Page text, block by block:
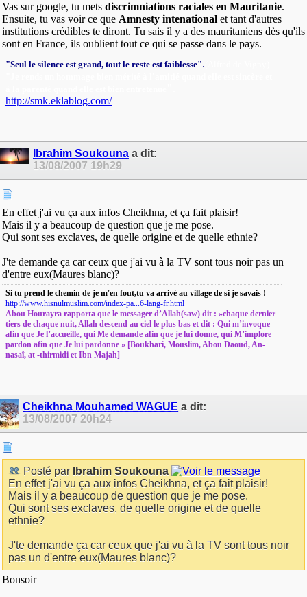
Vas sur google, tu mets discrimniations raciales en Mauritanie.
Ensuite, tu vas voir ce que Amnesty intenational et tant d'autres
institutions crédibles te diront. Tu sais il y a des mauritaniens dès qu'ils
sont en France, ils oublient tout ce qui se passe dans le pays.
"Seul le silence est grand, tout le reste est faiblesse".
http://smk.eklablog.com/
Ibrahim Soukouna a dit:
13/08/2007 19h29
En effet j'ai vu ça aux infos Cheikhna, et ça fait plaisir!
Mais il y a beaucoup de question que je me pose.
Qui sont ses exclaves, de quelle origine et de quelle ethnie?
J'te demande ça car ceux que j'ai vu à la TV sont tous noir pas un
d'entre eux(Maures blanc)?
Si tu prend le chemin de je m'en fout,tu va arrivé au village de si je savais !
http://www.hisnulmuslim.com/index-pa...6-lang-fr.html
Abou Hourayra rapporta que le messager d’Allah(saw) dit : »chaque dernier
tiers de chaque nuit, Allah descend au ciel le plus bas et dit : Qui m’invoque
afin que Je l’accueille, qui Me demande afin que je lui donne, qui M’implore
pardon afin que Je lui pardonne » [Boukhari, Mouslim, Abou Daoud, An-
nasaî, at -thirmidi et Ibn Majah]
Cheikhna Mouhamed WAGUE a dit:
13/08/200720h24
Posté par
Ibrahim Soukouna
En effet j'ai vu ça aux infos Cheikhna, et ça fait plaisir!
Mais il y a beaucoup de question que je me pose.
Qui sont ses exclaves, de quelle origine et de quelle
ethnie?
J'te demande ça car ceux que j'ai vu à la TV sont tous noir
pas un d'entre eux(Maures blanc)?
Bonsoir